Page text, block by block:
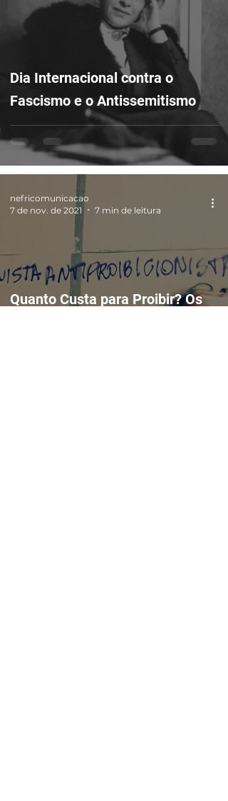
Dia Internacional contra o
Fascismo e o Antissemitismo
Quanto Custa para Proibir? Os
nefricomunicacao
7 de nov. de 2021
7 min de leitura